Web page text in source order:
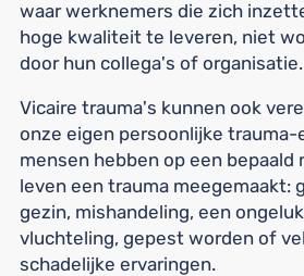
waar werknemers die zich
hoge kwaliteit te leveren, niet
door hun collega's of organisatie.
Vicaire trauma's kunnen ook
onze eigen persoonlijke trauma-
mensen hebben op een bepaald
leven een trauma meegemaakt:
gezin, mishandeling, een
vluchteling, gepest worden of
schadelijke ervaringen.